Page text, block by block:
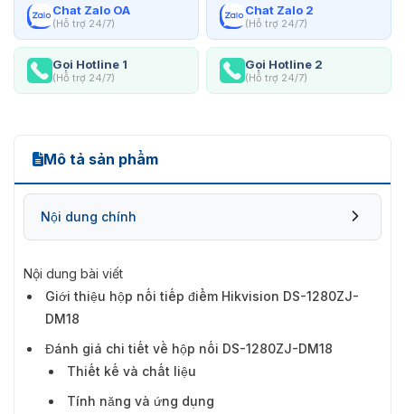
Chat Zalo OA
(Hỗ trợ 24/7)
Chat Zalo 2
(Hỗ trợ 24/7)
Gọi Hotline 1
(Hỗ trợ 24/7)
Gọi Hotline 2
(Hỗ trợ 24/7)
Mô tả sản phẩm
Nội dung chính
Đánh giá chi tiết về hộp nối DS-1280ZJ-
Nội dung bài viết
Giới thiệu hộp nối tiếp điểm Hikvision DS-1280ZJ-
DM18
Đánh giá chi tiết về hộp nối DS-1280ZJ-DM18
Thiết kế và chất liệu
Tính năng và ứng dụng